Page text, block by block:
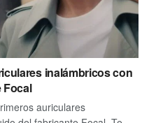
inalámbricos con
Focal
auriculares